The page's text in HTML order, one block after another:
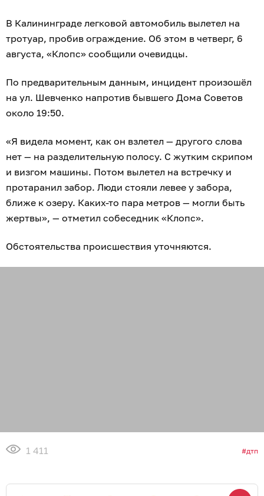
В Калининграде легковой автомобиль вылетел на
тротуар, пробив ограждение. Об этом в четверг, 6
августа, «Клопс» сообщили очевидцы.
По предварительным данным, инцидент произошёл
на ул. Шевченко напротив бывшего Дома Советов
около 19:50.
«Я видела момент, как он взлетел — другого слова
нет — на разделительную полосу. С жутким скрипом
и визгом машины. Потом вылетел на встречку и
протаранил забор. Люди стояли левее у забора,
ближе к озеру. Каких-то пара метров — могли быть
жертвы», — отметил собеседник «Клопс».
Обстоятельства происшествия уточняются.
1 411 дтп